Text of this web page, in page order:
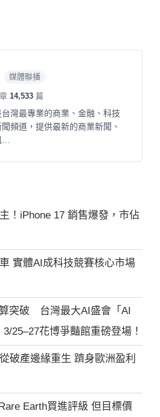
媒體聯播
章14,533 篇
灣最專業的商業、金融、科技
頻道，提供最新的商業新聞、
！iPhone 17 銷售爆發，市佔
實體AI成科技競賽核心市場
突破 台灣最大AI盛會「AI
25–27花博爭豔館重磅登場！
破產邊緣重生 躋身歐洲盈利
Earth買進評級 但目標價